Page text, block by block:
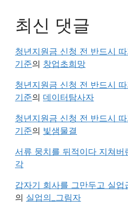
최신 댓글
청년지원금 신청 전 반드시
기준의 창업초희망
청년지원금 신청 전 반드시
기준의 데이터탐사자
청년지원금 신청 전 반드시
기준의 빛샘물결
서류 뭉치를 뒤적이다 지쳐버
각
갑자기 회사를 그만두고 실
의 실업의_그림자